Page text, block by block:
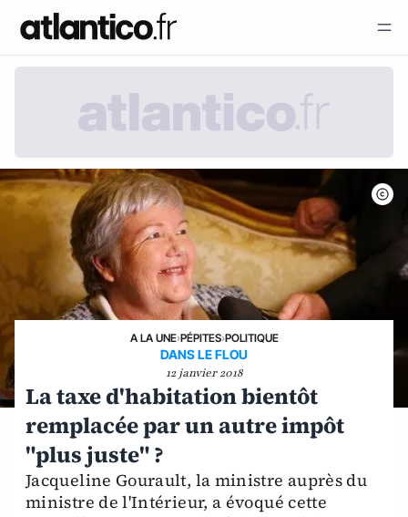
A LA UNE›PÉPITES›POLITIQUE
DANS LE FLOU
12 janvier 2018
La taxe d'habitation bientôt
remplacée par un autre impôt
"plus juste" ?
Jacqueline Gourault, la ministre auprès du
ministre de l'Intérieur, a évoqué cette